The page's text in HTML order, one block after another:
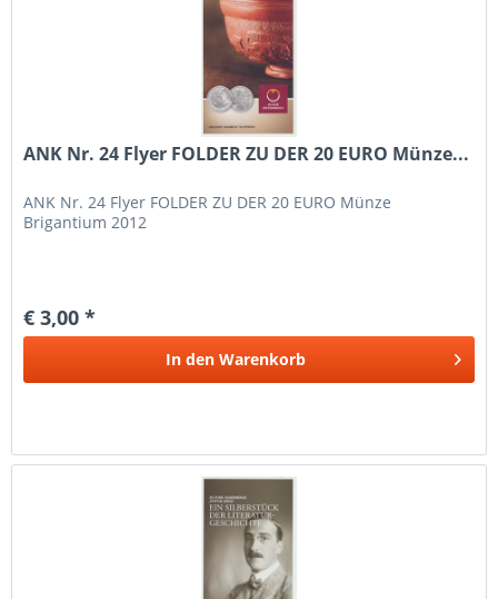
ANK Nr. 24 Flyer FOLDER ZU DER 20 EURO Münze...
ANK Nr. 24 Flyer FOLDER ZU DER 20 EURO Münze
Brigantium 2012
€ 3,00 *
In den Warenkorb